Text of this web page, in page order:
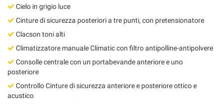
Cielo in grigio luce
Cinture di sicurezza posteriori a tre punti, con pretensionatore
Clacson toni alti
Climatizzatore manuale Climatic con filtro antipolline-antipolvere
Consolle centrale con un portabevande anteriore e uno
posteriore
Controllo Cinture di sicurezza anteriore e posteriore ottico e
acustico